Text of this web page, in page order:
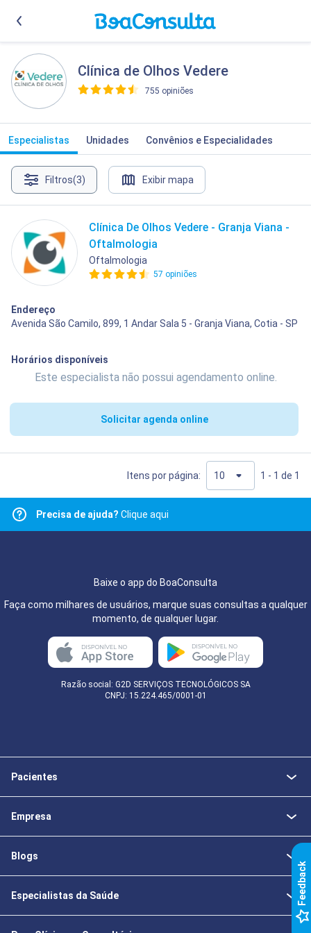
Clínica de Olhos Vedere
755 opiniões
Especialistas Unidades Convênios e Especialidades
Filtros(3) Exibir mapa
Clínica De Olhos Vedere - Granja Viana -
Oftalmologia
Oftalmologia
57 opiniões
Endereço
Avenida São Camilo, 899, 1 Andar Sala 5 - Granja Viana, Cotia - SP
Horários disponíveis
Este especialista não possui agendamento online.
Solicitar agenda online
Itens por página: 1 - 1 de 1
Precisa de ajuda? Clique aqui
Baixe o app do BoaConsulta
Faça como milhares de usuários, marque suas consultas a qualquer
momento, de qualquer lugar.
Razão social: G2D SERVIÇOS TECNOLÓGICOS SA
CNPJ: 15.224.465/0001-01
Pacientes
Empresa
Blogs
Especialistas da Saúde k